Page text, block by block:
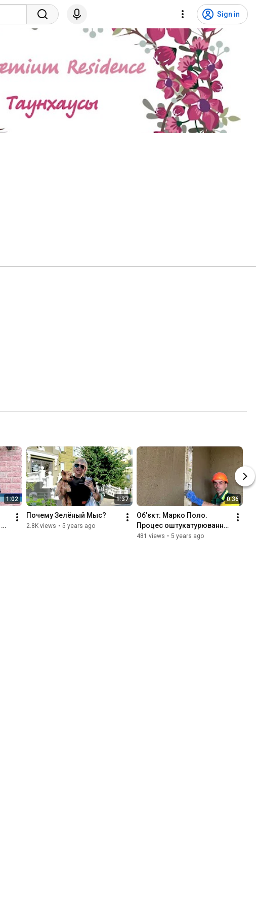
Sign in
1:02 1:37
Почему Зелёный Мыс?
2.8K views • 5 years ago
0:36
Об'єкт: Марко Поло.
Процес оштукатурювання
стін
481 views • 5 years ago